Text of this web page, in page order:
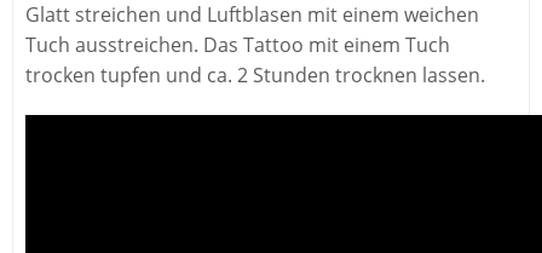
Glatt streichen und Luftblasen mit einem weichen
Tuch ausstreichen. Das Tattoo mit einem Tuch
trocken tupfen und ca. 2 Stunden trocknen lassen.